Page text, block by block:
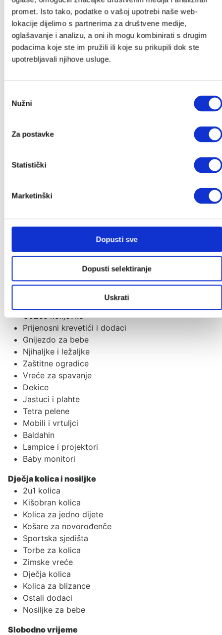
promet. Isto tako, podatke o vašoj upotrebi naše web-
lokacije dijelimo s partnerima za društvene medije,
oglašavanje i analizu, a oni ih mogu kombinirati s drugim
podacima koje ste im pružili ili koje su prikupili dok ste
upotrebljavali njihove usluge.
pristanka
Nužni
Za postavke
Statistički
Marketinški
Dopusti sve
Dopusti selektiranje
Uskrati
Pošalji
Kategorije
Akcije
Poklon iznenađenje
Adapteri
Grupa 0+
Grupa 1/2/3
Dječji krevetići
CoZee kolijevke
Prijenosni krevetići i dodaci
Gnijezdo za bebe
Njihaljke i ležaljke
Zaštitne ogradice
Vreće za spavanje
Dekice
Jastuci i plahte
Tetra pelene
Mobili i vrtuljci
Baldahin
Lampice i projektori
Baby monitori
Dječja kolica i nosiljke
2u1 kolica
Kišobran kolica
Kolica za jedno dijete
Košare za novorođenče
Sportska sjedišta
Torbe za kolica
Zimske vreće
Dječja kolica
Kolica za blizance
Ostali dodaci
Nosiljke za bebe
Slobodno vrijeme